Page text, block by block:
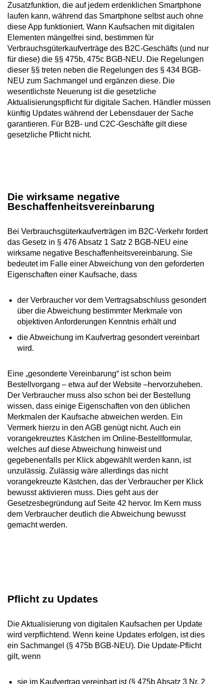
Zusatzfunktion, die auf jedem erdenklichen Smartphone
laufen kann, während das Smartphone selbst auch ohne
diese App funktioniert. Wann Kaufsachen mit digitalen
Elementen mängelfrei sind, bestimmen für
Verbrauchsgüterkaufverträge des B2C-Geschäfts (und nur
für diese) die §§ 475b, 475c BGB-NEU. Die Regelungen
dieser §§ treten neben die Regelungen des § 434 BGB-
NEU zum Sachmangel und ergänzen diese. Die
wesentlichste Neuerung ist die gesetzliche
Aktualisierungspflicht für digitale Sachen. Händler müssen
künftig Updates während der Lebensdauer der Sache
garantieren. Für B2B- und C2C-Geschäfte gilt diese
gesetzliche Pflicht nicht.
Die wirksame negative
Beschaffenheitsvereinbarung
Bei Verbrauchsgüterkaufverträgen im B2C-Verkehr fordert
das Gesetz in § 476 Absatz 1 Satz 2 BGB-NEU eine
wirksame negative Beschaffenheitsvereinbarung. Sie
bedeutet im Falle einer Abweichung von den geforderten
Eigenschaften einer Kaufsache, dass
der Verbraucher vor dem Vertragsabschluss gesondert
über die Abweichung bestimmter Merkmale von
objektiven Anforderungen Kenntnis erhält und
die Abweichung im Kaufvertrag gesondert vereinbart
wird.
Eine „gesonderte Vereinbarung“ ist schon beim
Bestellvorgang – etwa auf der Website –hervorzuheben.
Der Verbraucher muss also schon bei der Bestellung
wissen, dass einige Eigenschaften von den üblichen
Merkmalen der Kaufsache abweichen werden. Ein
Vermerk hierzu in den AGB genügt nicht. Auch ein
vorangekreuztes Kästchen im Online-Bestellformular,
welches auf diese Abweichung hinweist und
gegebenenfalls per Klick abgewählt werden kann, ist
unzulässig. Zulässig wäre allerdings das nicht
vorangekreuzte Kästchen, das der Verbraucher per Klick
bewusst aktivieren muss. Dies geht aus der
Gesetzesbegründung auf Seite 42 hervor. Im Kern muss
dem Verbraucher deutlich die Abweichung bewusst
gemacht werden.
Pflicht zu Updates
Die Aktualisierung von digitalen Kaufsachen per Update
wird verpflichtend. Wenn keine Updates erfolgen, ist dies
ein Sachmangel (§ 475b BGB-NEU). Die Update-Pflicht
gilt, wenn
sie im Kaufvertrag vereinbart ist (§ 475b Absatz 3 Nr. 2